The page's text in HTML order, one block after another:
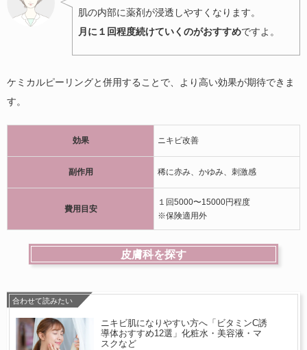
肌の内部に薬剤が浸透しやすくなります。
月に１回程度続けていくのがおすすめですよ。
ケミカルピーリングと併用することで、より高い効果が期待できま
す。
効果 ニキビ改善
副作用 稀に赤み、かゆみ、刺激感
費用目安
１回5000〜15000円程度
※保険適用外
皮膚科を探す
合わせて読みたい
ニキビ肌になりやすい方へ「ビタミンC誘
導体おすすめ12選」化粧水・美容液・マ
スクなど